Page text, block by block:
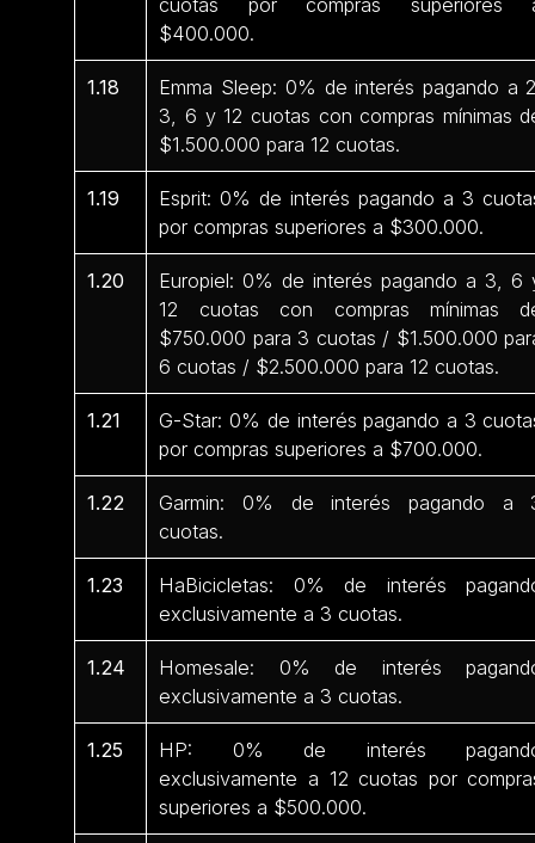
$400.000.
1.18
Emma Sleep: 0% de interés pagando a
3, 6 y 12 cuotas con compras mínimas
$1.500.000 para 12 cuotas.
1.19
Esprit: 0% de interés pagando a 3
por compras superiores a $300.000.
1.20
Europiel: 0% de interés pagando a 3, 6
12 cuotas con compras mínimas
$750.000 para 3 cuotas / $1.500.000
6 cuotas / $2.500.000 para 12 cuotas.
1.21
G-Star: 0% de interés pagando a 3
por compras superiores a $700.000.
1.22
Garmin: 0% de interés pagando a
cuotas.
1.23
HaBicicletas: 0% de interés
exclusivamente a 3 cuotas.
1.24
Homesale: 0% de interés
exclusivamente a 3 cuotas.
1.25
HP: 0% de interés
exclusivamente a 12 cuotas por
superiores a $500.000.